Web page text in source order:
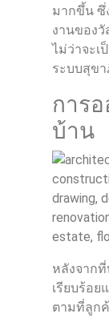
มากขึ้น ซึ่
งานของ
ไม่ว่าจะเ
ระบบสุข
การ
บ้าน
หลังจาก
เรียบร้อ
ตามที่ลูกค้